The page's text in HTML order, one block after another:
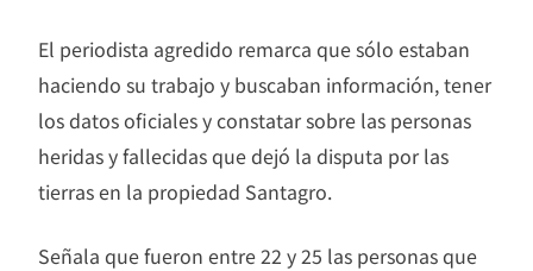
El periodista agredido remarca que sólo estaban
haciendo su trabajo y buscaban información, tener
los datos oficiales y constatar sobre las personas
heridas y fallecidas que dejó la disputa por las
tierras en la propiedad Santagro.
Señala que fueron entre 22 y 25 las personas que